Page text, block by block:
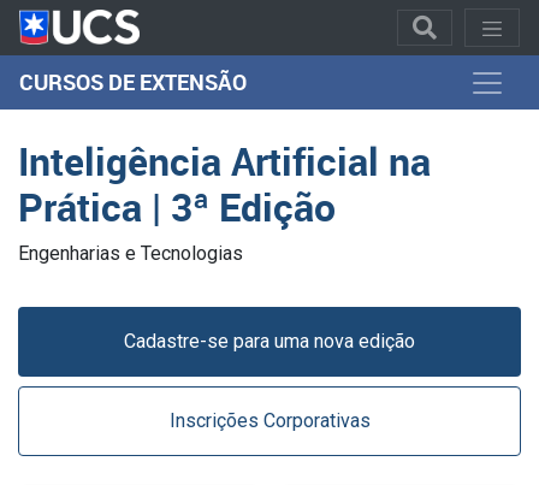
CURSOS DE EXTENSÃO
Inteligência Artificial na
Prática | 3ª Edição
Engenharias e Tecnologias
Cadastre-se para uma nova edição
Inscrições Corporativas